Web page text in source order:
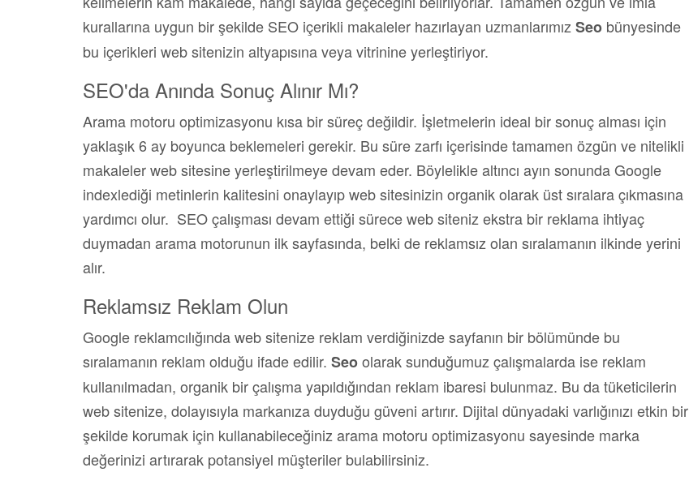
kurallarına uygun bir şekilde SEO içerikli makaleler hazırlayan uzmanlarımız Seo bünyesinde
bu içerikleri web sitenizin altyapısına veya vitrinine yerleştiriyor.
SEO'da Anında Sonuç Alınır Mı?
Arama motoru optimizasyonu kısa bir süreç değildir. İşletmelerin ideal bir sonuç alması için
yaklaşık 6 ay boyunca beklemeleri gerekir. Bu süre zarfı içerisinde tamamen özgün ve nitelikli
makaleler web sitesine yerleştirilmeye devam eder. Böylelikle altıncı ayın sonunda Google
indexlediği metinlerin kalitesini onaylayıp web sitesinizin organik olarak üst sıralara çıkmasına
yardımcı olur. SEO çalışması devam ettiği sürece web siteniz ekstra bir reklama ihtiyaç
duymadan arama motorunun ilk sayfasında, belki de reklamsız olan sıralamanın ilkinde yerini
alır.
Reklamsız Reklam Olun
Google reklamcılığında web sitenize reklam verdiğinizde sayfanın bir bölümünde bu
sıralamanın reklam olduğu ifade edilir. Seoolarak sunduğumuz çalışmalarda ise reklam
kullanılmadan, organik bir çalışma yapıldığından reklam ibaresi bulunmaz. Bu da tüketicilerin
web sitenize, dolayısıyla markanıza duyduğu güveni artırır. Dijital dünyadaki varlığınızı etkin bir
şekilde korumak için kullanabileceğiniz arama motoru optimizasyonu sayesinde marka
değerinizi artırarak potansiyel müşteriler bulabilirsiniz.